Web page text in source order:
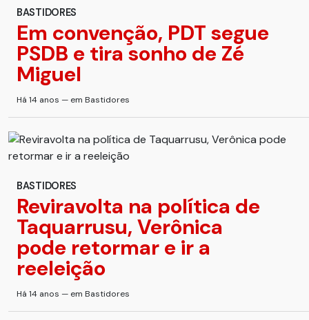
BASTIDORES
Em convenção, PDT segue
PSDB e tira sonho de Zé
Miguel
Há 14 anos — em Bastidores
BASTIDORES
Reviravolta na política de
Taquarrusu, Verônica
pode retormar e ir a
reeleição
Há 14 anos — em Bastidores